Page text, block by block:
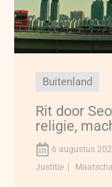
Buitenland
Rit door
religie,
6 augustus
Justitie